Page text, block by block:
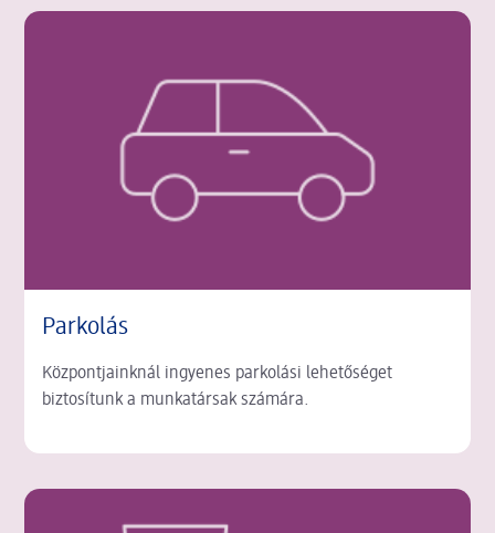
Parkolás
Központjainknál ingyenes parkolási lehetőséget
biztosítunk a munkatársak számára.